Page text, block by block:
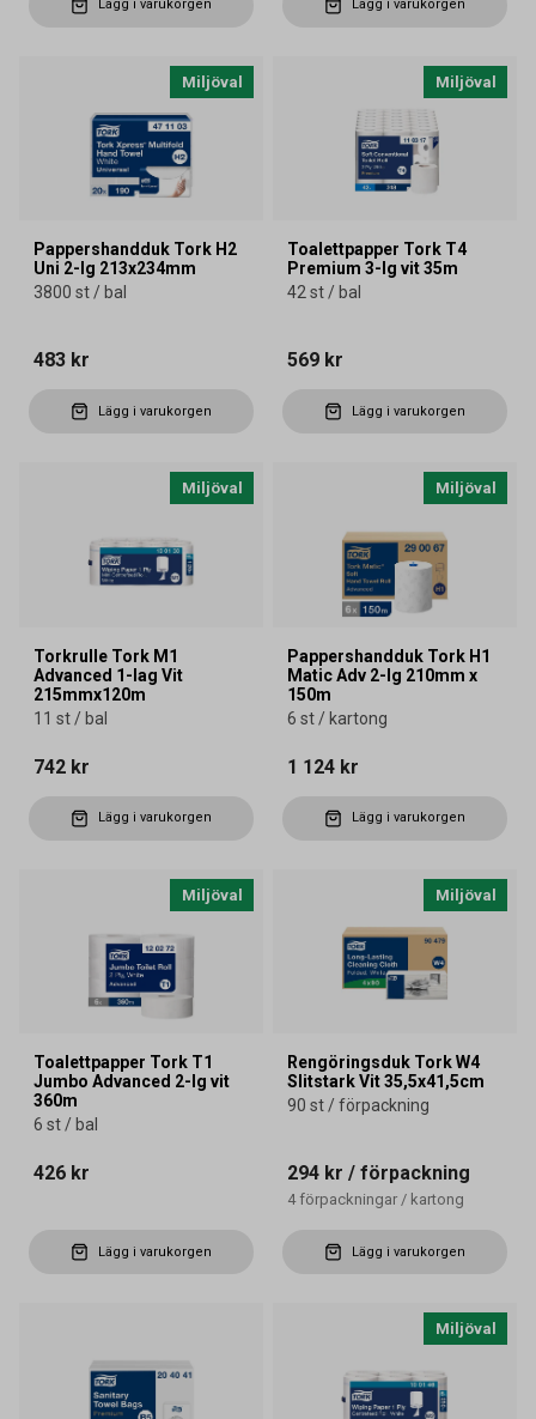
Lägg i varukorgen Lägg i varukorgen
Miljöval
Pappershandduk Tork H2
Uni 2-lg 213x234mm
3800 st / bal
483 kr
Lägg i varukorgen
Miljöval
Toalettpapper Tork T4
Premium 3-lg vit 35m
42 st / bal
569 kr
Lägg i varukorgen
Miljöval
Torkrulle Tork M1
Advanced 1-lag Vit
215mmx120m
11 st / bal
742 kr
Lägg i varukorgen
Miljöval
Pappershandduk Tork H1
Matic Adv 2-lg 210mm x
150m
6 st / kartong
1 124 kr
Lägg i varukorgen
Miljöval
Toalettpapper Tork T1
Jumbo Advanced 2-lg vit
360m
6 st / bal
426 kr
Lägg i varukorgen
Miljöval
Rengöringsduk Tork W4
Slitstark Vit 35,5x41,5cm
90 st / förpackning
294 kr / förpackning
4 förpackningar / kartong
Lägg i varukorgen
Miljöval